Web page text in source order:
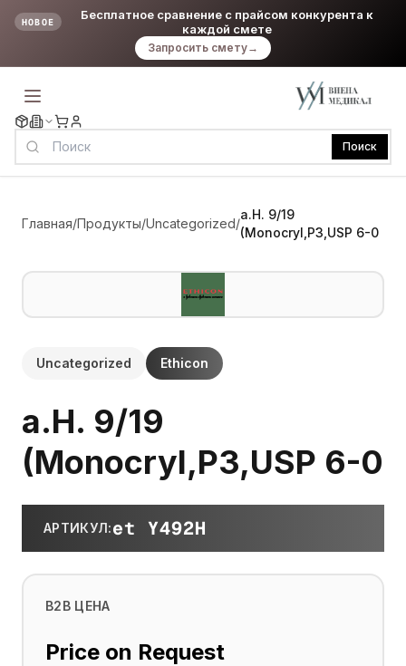
НОВОЕ
Бесплатное сравнение с прайсом конкурента к
каждой смете
Запросить смету→
Поиск
Главная/Продукты/Uncategorized/
a.H. 9/19
(Monocryl,P3,USP 6-0
Uncategorized Ethicon
a.H. 9/19
(Monocryl,P3,USP 6-0
АРТИКУЛ:et Y492H
B2B ЦЕНА
Price on Request